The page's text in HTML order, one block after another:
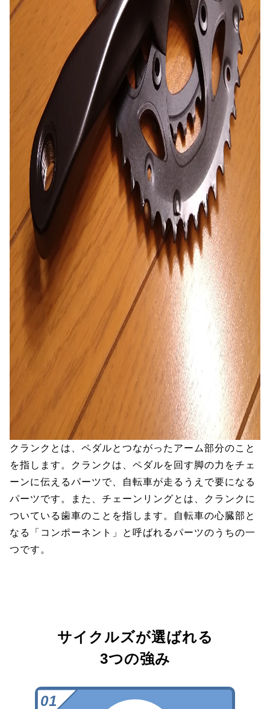
クランクとは、ペダルとつながったアーム部分のこと
を指します。クランクは、ペダルを回す脚の力をチェ
ーンに伝えるパーツで、自転車が走るうえで要になる
パーツです。また、チェーンリングとは、クランクに
ついている歯車のことを指します。自転車の心臓部と
なる「コンポーネント」と呼ばれるパーツのうちの一
つです。
サイクルズが選ばれる
3つの強み